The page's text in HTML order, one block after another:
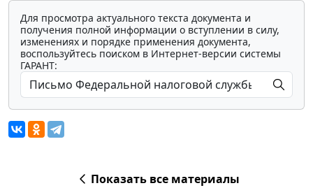
Для просмотра актуального текста документа и
получения полной информации о вступлении в силу,
изменениях и порядке применения документа,
воспользуйтесь поиском в Интернет-версии системы
ГАРАНТ:
Показать все материалы